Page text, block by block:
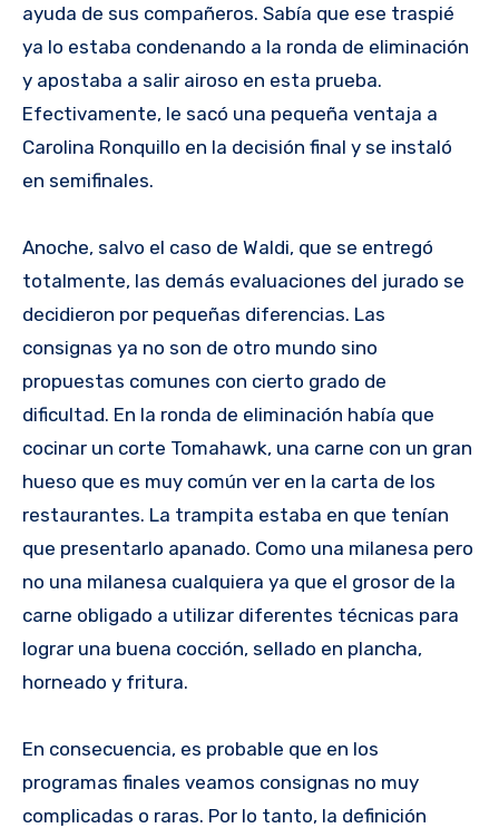
ayuda de sus compañeros. Sabía que ese traspié
ya lo estaba condenando a la ronda de eliminación
y apostaba a salir airoso en esta prueba.
Efectivamente, le sacó una pequeña ventaja a
Carolina Ronquillo en la decisión final y se instaló
en semifinales.
Anoche, salvo el caso de Waldi, que se entregó
totalmente, las demás evaluaciones del jurado se
decidieron por pequeñas diferencias. Las
consignas ya no son de otro mundo sino
propuestas comunes con cierto grado de
dificultad. En la ronda de eliminación había que
cocinar un corte Tomahawk, una carne con un gran
hueso que es muy común ver en la carta de los
restaurantes. La trampita estaba en que tenían
que presentarlo apanado. Como una milanesa pero
no una milanesa cualquiera ya que el grosor de la
carne obligado a utilizar diferentes técnicas para
lograr una buena cocción, sellado en plancha,
horneado y fritura.
En consecuencia, es probable que en los
programas finales veamos consignas no muy
complicadas o raras. Por lo tanto, la definición